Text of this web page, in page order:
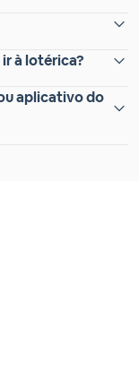
à lotérica?
aplicativo do